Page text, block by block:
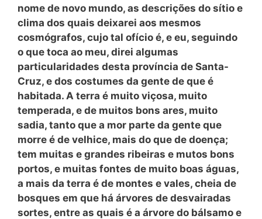
nome de novo mundo, as descrições do sítio e
clima dos quais deixarei aos mesmos
cosmógrafos, cujo tal ofício é, e eu, seguindo
o que toca ao meu, direi algumas
particularidades desta província de Santa-
Cruz, e dos costumes da gente de que é
habitada. A terra é muito viçosa, muito
temperada, e de muitos bons ares, muito
sadia, tanto que a mor parte da gente que
morre é de velhice, mais do que de doença;
tem muitas e grandes ribeiras e mutos bons
portos, e muitas fontes de muito boas águas,
a mais da terra é de montes e vales, cheia de
bosques em que há árvores de desvairadas
sortes, entre as quais é a árvore do bálsamo e